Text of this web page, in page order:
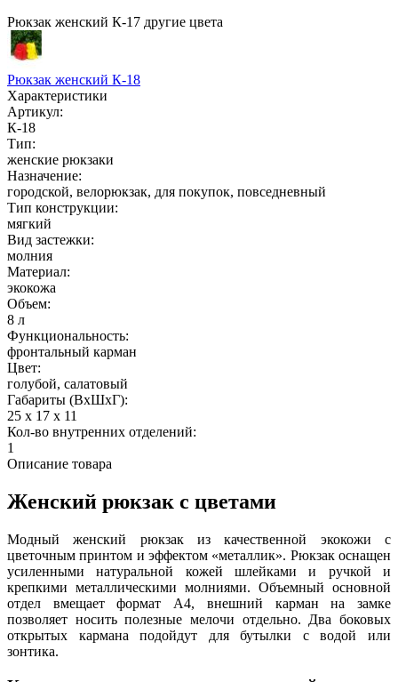
Рюкзак женский К-17 другие цвета
Рюкзак женский К-18
Характеристики
Артикул:
К-18
Тип:
женские рюкзаки
Назначение:
городской, велорюкзак, для покупок, повседневный
Тип конструкции:
мягкий
Вид застежки:
молния
Материал:
экокожа
Объем:
8 л
Функциональность:
фронтальный карман
Цвет:
голубой, салатовый
Габариты (ВхШхГ):
25 x 17 x 11
Кол-во внутренних отделений:
1
Описание товара
Женский рюкзак с цветами
Модный женский рюкзак из качественной экокожи с
цветочным принтом и эффектом «металлик». Рюкзак оснащен
усиленными натуральной кожей шлейками и ручкой и
крепкими металлическими молниями. Объемный основной
отдел вмещает формат А4, внешний карман на замке
позволяет носить полезные мелочи отдельно. Два боковых
открытых кармана подойдут для бутылки с водой или
зонтика.